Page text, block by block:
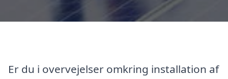
Er du i overvejelser omkring installation af